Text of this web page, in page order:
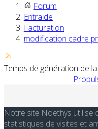
Forum
Entraide
Facturation
modification cadre
Temps de génération de
Notre site Noethys utilise
statistiques de visites et